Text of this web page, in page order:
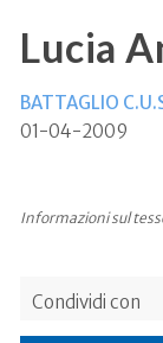
Lucia
BATTAGLIO
01-04-2009
Informazioni sul
Condividi con